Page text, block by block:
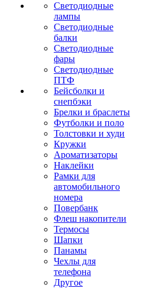
Светодиодные
лампы
Светодиодные
балки
Светодиодные
фары
Светодиодные
ПТФ
Бейсболки и
снепбэки
Брелки и браслеты
Футболки и поло
Толстовки и худи
Кружки
Ароматизаторы
Наклейки
Рамки для
автомобильного
номера
Повербанк
Флеш накопители
Термосы
Шапки
Панамы
Чехлы для
телефона
Другое